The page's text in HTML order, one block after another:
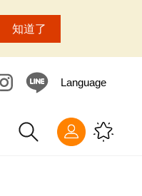
知道了
Language